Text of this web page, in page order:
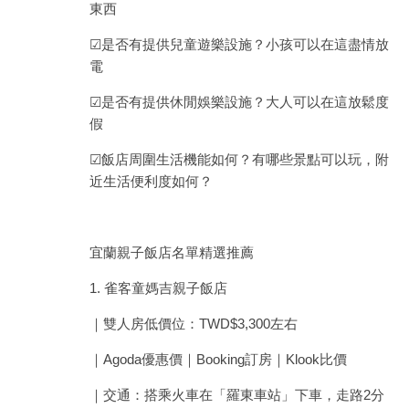
東西
☑是否有提供兒童遊樂設施？小孩可以在這盡情放
電
☑是否有提供休閒娛樂設施？大人可以在這放鬆度
假
☑飯店周圍生活機能如何？有哪些景點可以玩，附
近生活便利度如何？
宜蘭親子飯店名單精選推薦
1. 雀客童媽吉親子飯店
｜雙人房低價位：TWD$3,300左右
｜Agoda優惠價｜Booking訂房｜Klook比價
｜交通：搭乘火車在「羅東車站」下車，走路2分